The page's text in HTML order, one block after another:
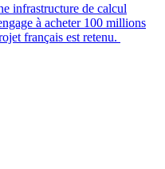
infrastructure de calcul
à acheter 100 millions
français est retenu.